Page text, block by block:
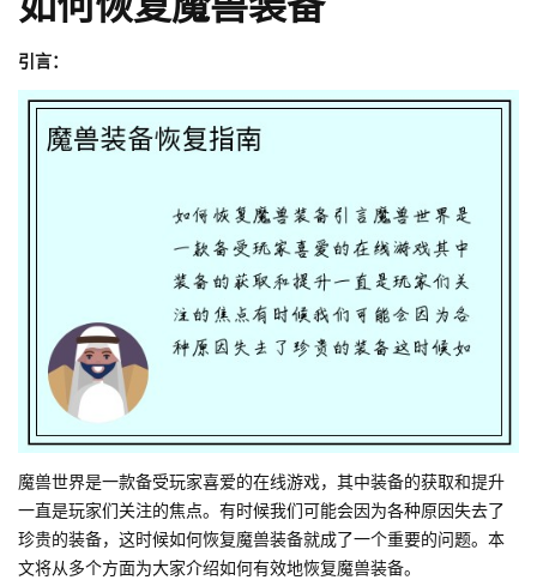
引言：
魔兽世界是一款备受玩家喜爱的在线游戏，其中装备的获取和提升
一直是玩家们关注的焦点。有时候我们可能会因为各种原因失去了
珍贵的装备，这时候如何恢复魔兽装备就成了一个重要的问题。本
文将从多个方面为大家介绍如何有效地恢复魔兽装备。